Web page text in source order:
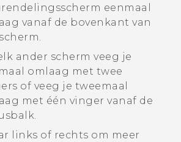
eenmaal
vanaf de bovenkant van
ander scherm veeg je
omlaag met twee
of veeg je tweemaal
met één vinger vanaf de
links of rechts om meer